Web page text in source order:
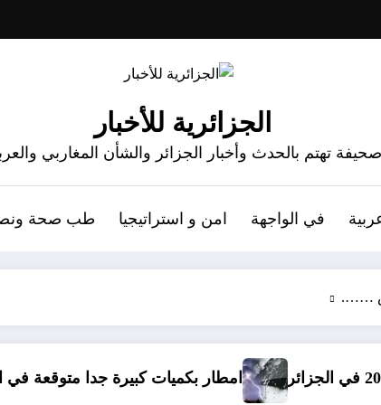
الجزائرية للأخبار
صحيفة تهتم بالحدث وأخبار الجزائر والشأن المغاربي
في الواجهة امن و استراتيجيا طب صحة
…….
امطار بكميات كبيرة جدا متوقعة في الجزائر في شهري